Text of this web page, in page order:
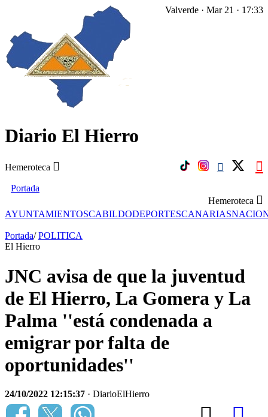
Diario El Hierro
Hemeroteca
Valverde · Mar 21 · 17:33
Portada
Hemeroteca
AYUNTAMIENTOSCABILDODEPORTESCANARIAS
Portada/ POLITICA
El Hierro
JNC avisa de que la juventud
de El Hierro, La Gomera y La
Palma ''está condenada a
emigrar por falta de
oportunidades''
24/10/2022 12:15:37 · DiarioElHierro